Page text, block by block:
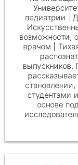
педиатрии |
возможности,
врачом |
выпускников.
студентами
основе